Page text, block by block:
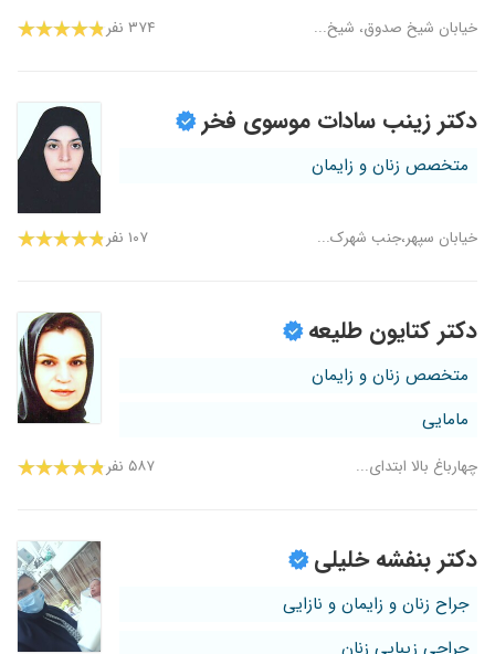
خیابان شیخ صدوق، شیخ... ۳۷۴ نفر
دکتر زینب سادات موسوی فخر
متخصص زنان و زایمان
خیابان سپهر،جنب شهرک... ۱۰۷ نفر
دکتر کتایون طلیعه
متخصص زنان و زایمان
مامایی
چهارباغ بالا ابتدای... ۵۸۷ نفر
دکتر بنفشه خلیلی
جراح زنان و زایمان و نازایی
جراحی زیبایی زنان